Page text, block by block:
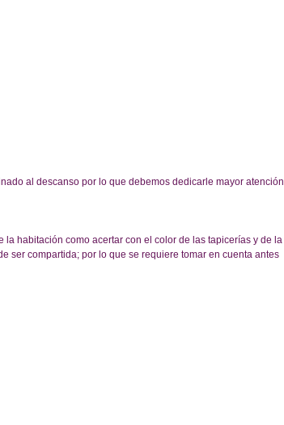
al descanso por lo que debemos dedicarle mayor atención
habitación como acertar con el color de las tapicerías y de la
ser compartida; por lo que se requiere tomar en cuenta antes